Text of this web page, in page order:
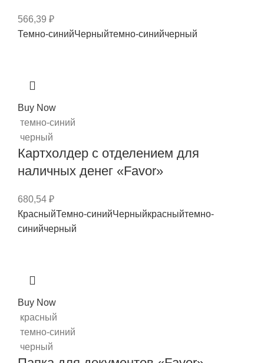
566,39 ₽
Темно-синийЧерныйтемно-синийчерный
Buy Now
темно-синий
черный
Картхолдер с отделением для
наличных денег «Favor»
680,54 ₽
КрасныйТемно-синийЧерныйкрасныйтемно-
синийчерный
Buy Now
красный
темно-синий
черный